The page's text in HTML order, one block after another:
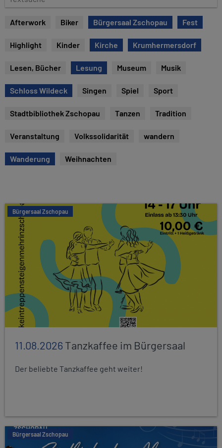
e
e
Afterwork Biker Bürgersaal Zschopau Fest
Highlight Kinder Kirche Krumhermersdorf
Lesen, Bücher Lesung Museum Musik
Schloss Wildeck Singen Spiel Sport
Stadtbibliothek Zschopau Tanzen Tradition
Veranstaltung Volkssolidarität wandern
Wanderung Weihnachten
Bürgersaal Zschopau
11.08.2026Tanzkaffee im Bürgersaal
Der beliebte Tanzkaffee geht weiter!
Bürgersaal Zschopau